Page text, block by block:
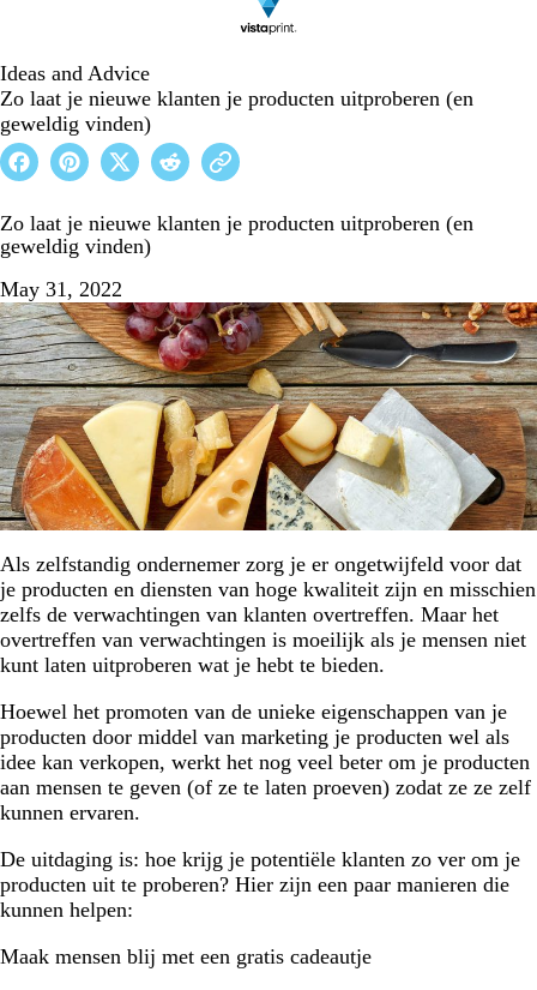
Ideas and Advice
Zo laat je nieuwe klanten je producten uitproberen (en
geweldig vinden)
Zo laat je nieuwe klanten je producten uitproberen (en
geweldig vinden)
May 31, 2022
Als zelfstandig ondernemer zorg je er ongetwijfeld voor dat
je producten en diensten van hoge kwaliteit zijn en misschien
zelfs de verwachtingen van klanten overtreffen. Maar het
overtreffen van verwachtingen is moeilijk als je mensen niet
kunt laten uitproberen wat je hebt te bieden.
Hoewel het promoten van de unieke eigenschappen van je
producten door middel van marketing je producten wel als
idee kan verkopen, werkt het nog veel beter om je producten
aan mensen te geven (of ze te laten proeven) zodat ze ze zelf
kunnen ervaren.
De uitdaging is: hoe krijg je potentiële klanten zo ver om je
producten uit te proberen? Hier zijn een paar manieren die
kunnen helpen:
Maak mensen blij met een gratis cadeautje